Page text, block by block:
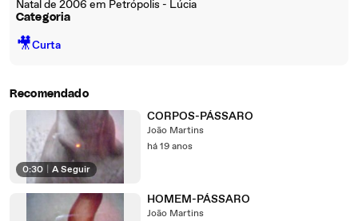
Natal de 2006 em Petrópolis - Lúcia
Categoria
🎥Curta
Recomendado
0:30 A Seguir
CORPOS-PÁSSARO
João Martins
há 19 anos
HOMEM-PÁSSARO
João Martins